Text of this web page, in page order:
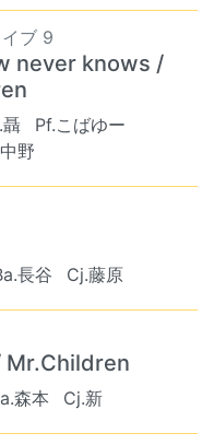
ブ 9
never knows /
Pf.こばゆー
野
長谷 Cj.藤原
森本 Cj.新